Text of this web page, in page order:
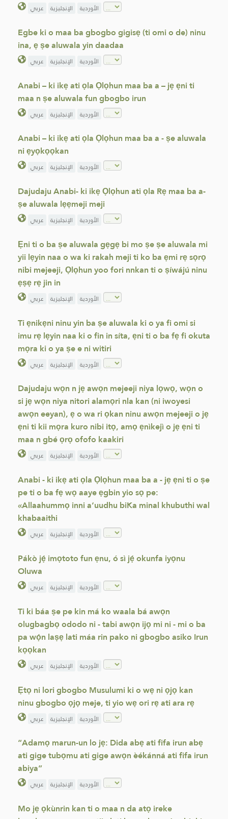
عربي الإنجليزية الأوردية
Egbe ki o maa ba gbogbo gigisẹ (ti omi o de) ninu
ina, ẹ ṣe aluwala yin daadaa
عربي الإنجليزية الأوردية
Anabi – ki ikẹ ati ọla Ọlọhun maa ba a – jẹ ẹni ti
maa n ṣe aluwala fun gbogbo irun
عربي الإنجليزية الأوردية
Anabi – ki ikẹ ati ọla Ọlọhun maa ba a - ṣe aluwala
ni ẹyọkọọkan
عربي الإنجليزية الأوردية
Dajudaju Anabi- ki ikẹ Ọlọhun ati ọla Rẹ maa ba a-
ṣe aluwala lẹẹmeji meji
عربي الإنجليزية الأوردية
Ẹni ti o ba ṣe aluwala gẹgẹ bi mo ṣe ṣe aluwala mi
yii lẹyin naa o wa ki rakah meji ti ko ba ẹmi rẹ sọrọ
nibi mejeeji, Ọlọhun yoo fori nnkan ti o ṣíwájú ninu
ẹṣẹ rẹ jin in
عربي الإنجليزية الأوردية
Ti ẹnikẹni ninu yin ba ṣe aluwala ki o ya fi omi si
imu rẹ lẹyin naa ki o fin in síta, ẹni ti o ba fẹ fi okuta
mọra ki o ya ṣe e ni witiri
عربي الإنجليزية الأوردية
Dajudaju wọn n jẹ awọn mejeeji niya lọwọ, wọn o
si jẹ wọn niya nitori alamọri nla kan (ni iwoyesi
awọn eeyan), ẹ o wa ri ọkan ninu awọn mejeeji o jẹ
ẹni ti kii mọra kuro nibi itọ, amọ ẹnìkejì o jẹ ẹni ti
maa n gbé ọrọ ofofo kaakiri
عربي الإنجليزية الأوردية
Anabi - ki ikẹ ati ọla Ọlọhun maa ba a - jẹ ẹni ti o ṣe
pe ti o ba fẹ wọ aaye ẹgbin yio sọ pe:
«Allaahummọ inni a‘uudhu biKa minal khubuthi wal
khabaaithi
عربي الإنجليزية الأوردية
Pákò jẹ́ imọtoto fun ẹnu, ó sì jẹ́ okunfa iyọnu
Oluwa
عربي الإنجليزية الأوردية
Ti ki báa ṣe pe kin má ko waala bá awọn
olugbagbọ ododo ni - tabi awọn ijọ mi ni - mi o ba
pa wọ́n laṣẹ lati máa rin pako ni gbogbo asiko Irun
kọọkan
عربي الإنجليزية الأوردية
Ẹtọ ni lori gbogbo Musulumi ki o wẹ ni ọjọ kan
ninu gbogbo ọjọ meje, ti yio wẹ ori rẹ ati ara rẹ
عربي الإنجليزية الأوردية
“Adamọ marun-un lo jẹ: Dida abẹ ati fifa irun abẹ
ati gige tubọmu ati gige awọn èékánná ati fifa irun
abiya”
عربي الإنجليزية الأوردية
Mo jẹ ọkùnrin kan ti o maa n da atọ ireke